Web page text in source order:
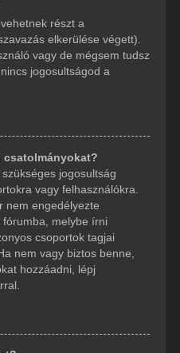
részt a
elkerülése végett).
vagy de mégsem tudsz
jogosultságod a
csatolmányokat?
jogosultság
vagy felhasználókra.
nem engedélyezte
melybe írni
csoportok tagjai
nem vagy biztos benne,
hozzáadni, lépj